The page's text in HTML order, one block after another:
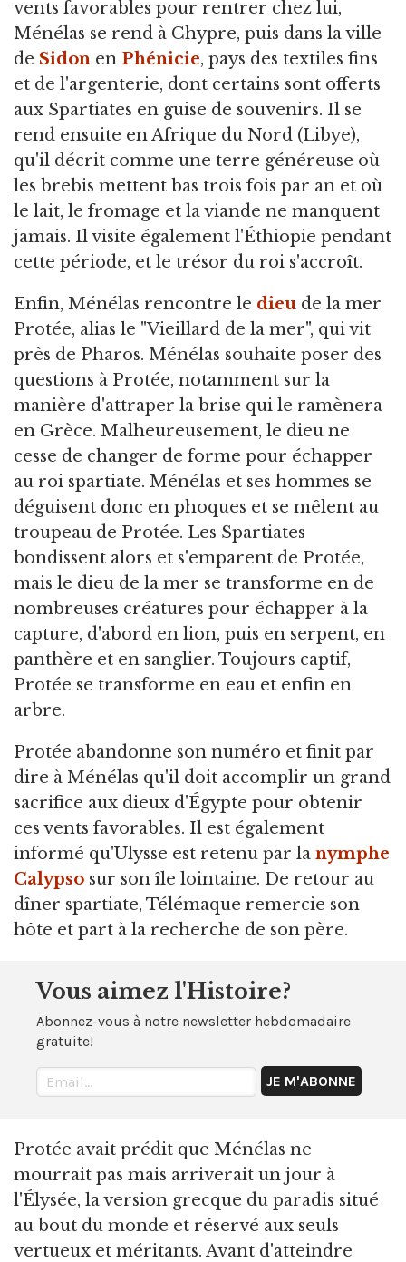
vents favorables pour rentrer chez lui,
Ménélas se rend à Chypre, puis dans la ville
de Sidon en Phénicie, pays des textiles fins
et de l'argenterie, dont certains sont offerts
aux Spartiates en guise de souvenirs. Il se
rend ensuite en Afrique du Nord (Libye),
qu'il décrit comme une terre généreuse où
les brebis mettent bas trois fois par an et où
le lait, le fromage et la viande ne manquent
jamais. Il visite également l'Éthiopie pendant
cette période, et le trésor du roi s'accroît.
Enfin, Ménélas rencontre le dieu de la mer
Protée, alias le "Vieillard de la mer", qui vit
près de Pharos. Ménélas souhaite poser des
questions à Protée, notamment sur la
manière d'attraper la brise qui le ramènera
en Grèce. Malheureusement, le dieu ne
cesse de changer de forme pour échapper
au roi spartiate. Ménélas et ses hommes se
déguisent donc en phoques et se mêlent au
troupeau de Protée. Les Spartiates
bondissent alors et s'emparent de Protée,
mais le dieu de la mer se transforme en de
nombreuses créatures pour échapper à la
capture, d'abord en lion, puis en serpent, en
panthère et en sanglier. Toujours captif,
Protée se transforme en eau et enfin en
arbre.
Protée abandonne son numéro et finit par
dire à Ménélas qu'il doit accomplir un grand
sacrifice aux dieux d'Égypte pour obtenir
ces vents favorables. Il est également
informé qu'Ulysse est retenu par la nymphe
Calypso sur son île lointaine. De retour au
dîner spartiate, Télémaque remercie son
hôte et part à la recherche de son père.
Vous aimez l'Histoire?
Abonnez-vous à notre newsletter hebdomadaire
gratuite!
Protée avait prédit que Ménélas ne
mourrait pas mais arriverait un jour à
l'Élysée, la version grecque du paradis situé
au bout du monde et réservé aux seuls
vertueux et méritants. Avant d'atteindre